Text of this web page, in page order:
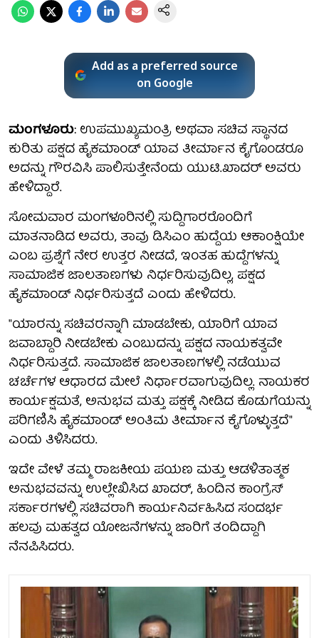
Add as a preferred source
on Google
ಮಂಗಳೂರು: ಉಪಮುಖ್ಯಮಂತ್ರಿ ಅಥವಾ ಸಚಿವ ಸ್ಥಾನದ
ಕುರಿತು ಪಕ್ಷದ ಹೈಕಮಾಂಡ್ ಯಾವ ತೀರ್ಮಾನ ಕೈಗೊಂಡರೂ
ಅದನ್ನು ಗೌರವಿಸಿ ಪಾಲಿಸುತ್ತೇನೆಂದು ಯುಟಿ.ಖಾದರ್ ಅವರು
ಹೇಳಿದ್ದಾರೆ.
ಸೋಮವಾರ ಮಂಗಳೂರಿನಲ್ಲಿ ಸುದ್ದಿಗಾರರೊಂದಿಗೆ
ಮಾತನಾಡಿದ ಅವರು, ತಾವು ಡಿಸಿಎಂ ಹುದ್ದೆಯ ಆಕಾಂಕ್ಷಿಯೇ
ಎಂಬ ಪ್ರಶ್ನೆಗೆ ನೇರ ಉತ್ತರ ನೀಡದೆ, ಇಂತಹ ಹುದ್ದೆಗಳನ್ನು
ಸಾಮಾಜಿಕ ಜಾಲತಾಣಗಳು ನಿರ್ಧರಿಸುವುದಿಲ್ಲ, ಪಕ್ಷದ
ಹೈಕಮಾಂಡ್ ನಿರ್ಧರಿಸುತ್ತದೆ ಎಂದು ಹೇಳಿದರು.
"ಯಾರನ್ನು ಸಚಿವರನ್ನಾಗಿ ಮಾಡಬೇಕು, ಯಾರಿಗೆ ಯಾವ
ಜವಾಬ್ದಾರಿ ನೀಡಬೇಕು ಎಂಬುದನ್ನು ಪಕ್ಷದ ನಾಯಕತ್ವವೇ
ನಿರ್ಧರಿಸುತ್ತದೆ. ಸಾಮಾಜಿಕ ಜಾಲತಾಣಗಳಲ್ಲಿ ನಡೆಯುವ
ಚರ್ಚೆಗಳ ಆಧಾರದ ಮೇಲೆ ನಿರ್ಧಾರವಾಗುವುದಿಲ್ಲ. ನಾಯಕರ
ಕಾರ್ಯಕ್ಷಮತೆ, ಅನುಭವ ಮತ್ತು ಪಕ್ಷಕ್ಕೆ ನೀಡಿದ ಕೊಡುಗೆಯನ್ನು
ಪರಿಗಣಿಸಿ ಹೈಕಮಾಂಡ್ ಅಂತಿಮ ತೀರ್ಮಾನ ಕೈಗೊಳ್ಳುತ್ತದೆ"
ಎಂದು ತಿಳಿಸಿದರು.
ಇದೇ ವೇಳೆ ತಮ್ಮ ರಾಜಕೀಯ ಪಯಣ ಮತ್ತು ಆಡಳಿತಾತ್ಮಕ
ಅನುಭವವನ್ನು ಉಲ್ಲೇಖಿಸಿದ ಖಾದರ್, ಹಿಂದಿನ ಕಾಂಗ್ರೆಸ್
ಸರ್ಕಾರಗಳಲ್ಲಿ ಸಚಿವರಾಗಿ ಕಾರ್ಯನಿರ್ವಹಿಸಿದ ಸಂದರ್ಭ
ಹಲವು ಮಹತ್ವದ ಯೋಜನೆಗಳನ್ನು ಜಾರಿಗೆ ತಂದಿದ್ದಾಗಿ
ನೆನಪಿಸಿದರು.